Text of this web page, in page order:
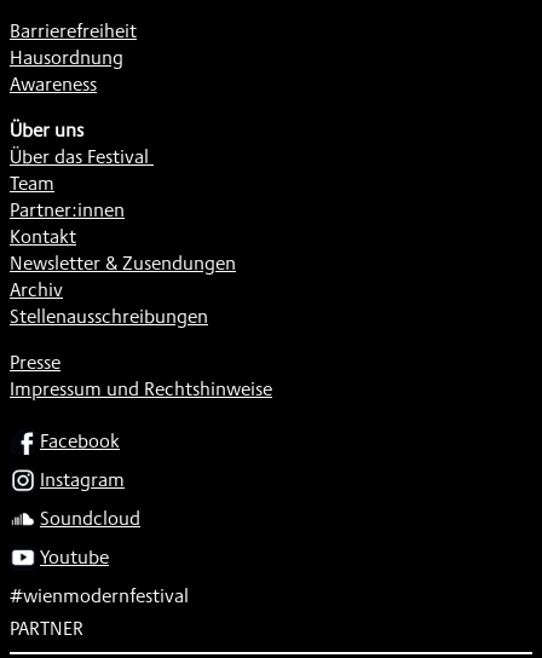
Barrierefreiheit
Hausordnung
Awareness
Über uns
Über das Festival
Team
Partner:innen
Kontakt
Newsletter & Zusendungen
Archiv
Stellenausschreibungen
Presse
Impressum und Rechtshinweise
SOCIALFacebook
Instagram
Soundcloud
Youtube
#wienmodernfestival
PARTNER